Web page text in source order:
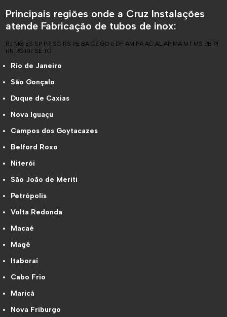
Principais regiões onde a Cruz Instalações
atende Fabricação de tubos de inox:
RJ MG ES SP PR SC RS PE BA CE GO e DF AM PA AC AL AP MA MT MS PB PI
RN RO RR SE TO
Rio de Janeiro
São Gonçalo
Duque de Caxias
Nova Iguaçu
Campos dos Goytacazes
Belford Roxo
Niterói
São João de Meriti
Petrópolis
Volta Redonda
Macaé
Magé
Itaboraí
Cabo Frio
Maricá
Nova Friburgo